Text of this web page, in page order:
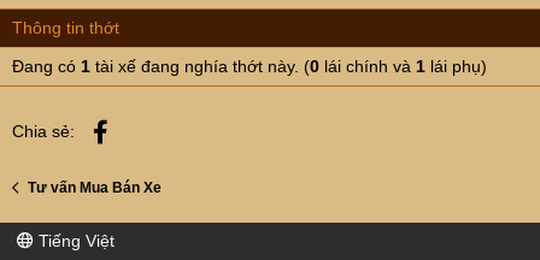
Thông tin thớt
Đang có 1 tài xế đang nghía thớt này. (0 lái chính và 1 lái phụ)
Chia sẻ:
Tư vấn Mua Bán Xe
Tiếng Việt